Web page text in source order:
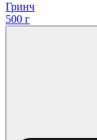
Гринч
500 г